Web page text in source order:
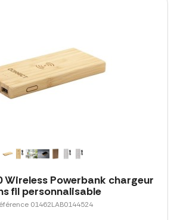
Wireless Powerbank chargeur
fil personnalisable
01462LAB0144524